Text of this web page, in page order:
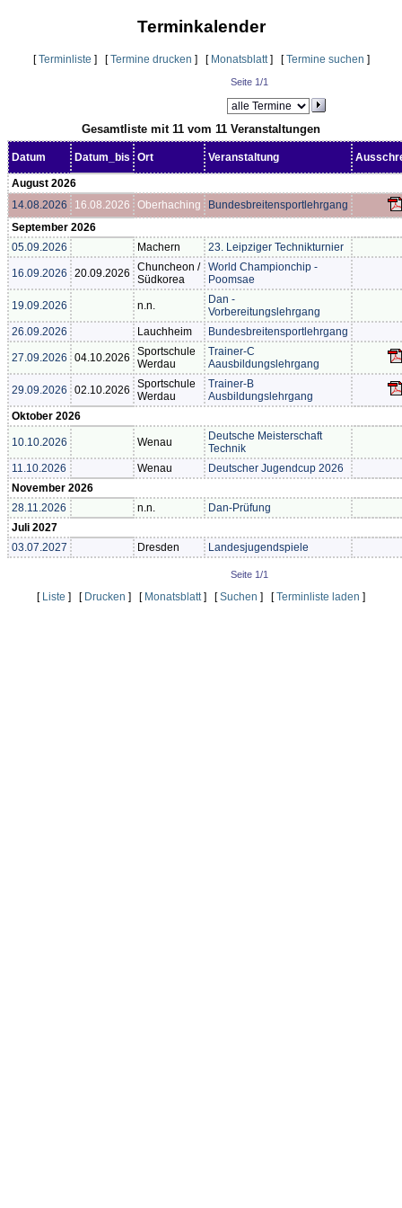
Terminkalender
[Terminliste ] [Termine drucken ] [ Monatsblatt] [Termine suchen ]
Seite 1/1
Gesamtliste mit 11 vom 11 Veranstaltungen
Datum Datum_bis Ort Veranstaltung
August 2026
14.08.2026
16.08.2026 Oberhaching
Bundesbreitensportlehrgang
September 2026
05.09.2026
Machern 23. Leipziger Technikturnier
16.09.2026 20.09.2026
Chuncheon /
Südkorea
World Championchip -
Poomsae
19.09.2026 n.n.
Dan -
Vorbereitungslehrgang
26.09.2026
Lauchheim Bundesbreitensportlehrgang
27.09.2026 04.10.2026
Sportschule
Werdau
Trainer-C
Aausbildungslehrgang
29.09.2026 02.10.2026
Sportschule
Werdau
Trainer-B
Ausbildungslehrgang
Oktober 2026
10.10.2026 Wenau
Deutsche Meisterschaft
Technik
11.10.2026
Wenau
Deutscher Jugendcup 2026
November 2026
28.11.2026
n.n.
Dan-Prüfung
Juli 2027
03.07.2027
Dresden Landesjugendspiele
Seite 1/1
[ Liste ] [ Drucken ] [ Monatsblatt] [Suchen ] [Terminliste laden ]